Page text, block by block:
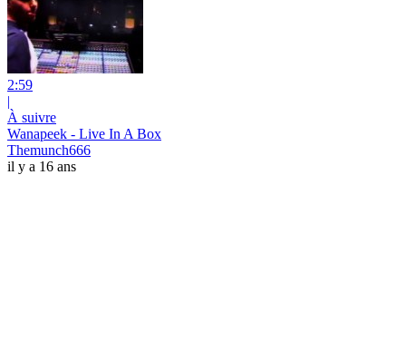
2:59
|
À suivre
Wanapeek - Live In A Box
Themunch666
il y a 16 ans